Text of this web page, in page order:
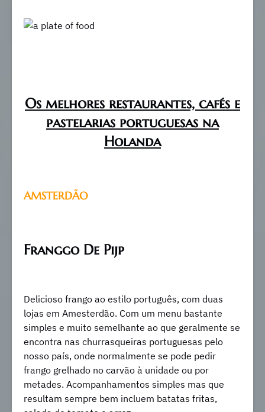
Os melhores restaurantes, cafés e
pastelarias portuguesas na
Holanda
AMSTERDÃO
Franggo De Pijp
Delicioso frango ao estilo português, com duas
lojas em Amesterdão. Com um menu bastante
simples e muito semelhante ao que geralmente se
encontra nas churrasqueiras portuguesas pelo
nosso país, onde normalmente se pode pedir
frango grelhado no carvão à unidade ou por
metades. Acompanhamentos simples mas que
resultam sempre bem incluem batatas fritas,